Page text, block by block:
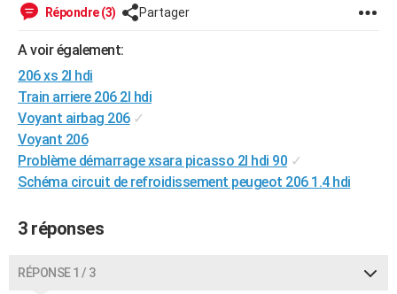
S'inscrire
Se connecter
Lycées
Collèges
Primaires
Universités
Entreprises
Service militaire
Avis de recherche
AVIS DE DÉCÈS
FORUM
Bricolage
Lifestyle
Culture
Sport
Auto
Television
Voyage
Cinema
Répondre (3) Partager
A voir également:
206 xs 2l hdi
Train arriere 206 2l hdi
Voyant airbag 206 ✓
Voyant 206
Problème démarrage xsara picasso 2l hdi 90 ✓
Schéma circuit de refroidissement peugeot 206 1.4 hdi
3 réponses
RÉPONSE 1 / 3